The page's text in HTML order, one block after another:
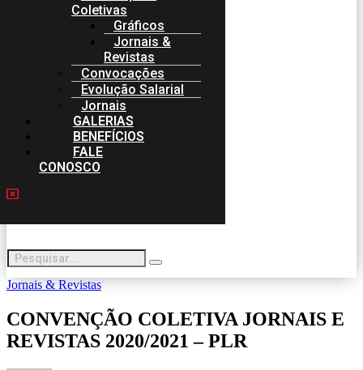
Coletivas
Gráficos
Jornais &
Revistas
Convocações
Evolução Salarial
Jornais
GALERIAS
BENEFÍCIOS
FALE
CONOSCO
Jornais & Revistas
CONVENÇÃO COLETIVA JORNAIS E
REVISTAS 2020/2021 – PLR